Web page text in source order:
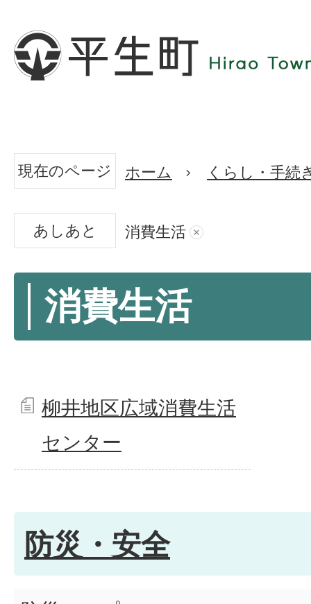
現在のページ ホーム くらし・手続
あしあと 消費生活
消費生活
柳井地区広域消費生活
センター
防災・安全